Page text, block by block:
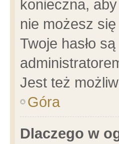
konieczna,
nie możesz
Twoje hasło
Jest też
Góra
Dlaczego w